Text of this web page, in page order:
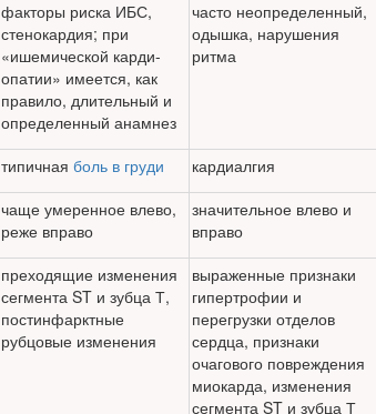
факторы риска ИБС,
стенокар­дия; при
«ишемической карди-
опатии» имеется, как
правило, длительный и
определенный анамнез
часто неопределенный,
одыш­ка, нарушения
ритма
типичная боль в груди
кардиалгия
чаще умеренное влево,
реже вправо
значительное влево и
вправо
преходящие изменения
сегмента ST и зубца Т,
постинфарктные
рубцовые изменения
выраженные признаки
гипер­трофии и
перегрузки отделов
сердца, признаки
очагового повреждения
миокарда, изме­нения
сегмента ST и зубца Т